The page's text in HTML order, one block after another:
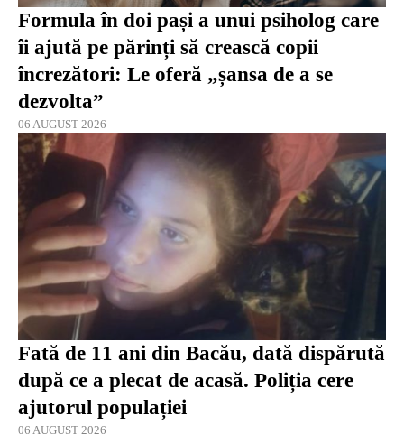
Formula în doi pași a unui psiholog care
îi ajută pe părinți să crească copii
încrezători: Le oferă „șansa de a se
dezvolta”
06 AUGUST 2026
Fată de 11 ani din Bacău, dată dispărută
după ce a plecat de acasă. Poliția cere
ajutorul populației
06 AUGUST 2026